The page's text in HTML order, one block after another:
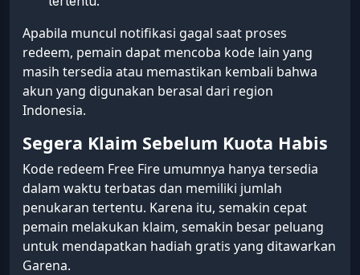
Apabila muncul notifikasi gagal saat proses
redeem, pemain dapat mencoba kode lain yang
masih tersedia atau memastikan kembali bahwa
akun yang digunakan berasal dari region
Indonesia.
Segera Klaim Sebelum Kuota Habis
Kode redeem Free Fire umumnya hanya tersedia
dalam waktu terbatas dan memiliki jumlah
penukaran tertentu. Karena itu, semakin cepat
pemain melakukan klaim, semakin besar peluang
untuk mendapatkan hadiah gratis yang ditawarkan
Garena.